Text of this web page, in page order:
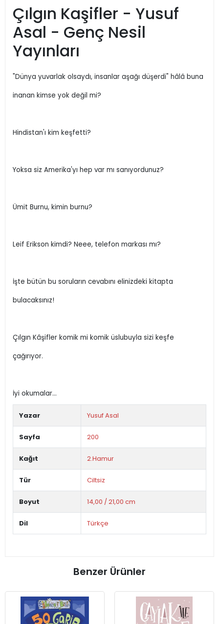
Çılgın Kaşifler - Yusuf
Asal - Genç Nesil
Yayınları
"Dünya yuvarlak olsaydı, insanlar aşağı düşerdi" hâlâ buna
inanan kimse yok değil mi?
Hindistan'ı kim keşfetti?
Yoksa siz Amerika'yı hep var mı sanıyordunuz?
Ümit Burnu, kimin burnu?
Leif Erikson kimdi? Neee, telefon markası mı?
İşte bütün bu soruların cevabını elinizdeki kitapta
bulacaksınız!
Çılgın Kâşifler komik mi komik üslubuyla sizi keşfe
çağırıyor.
İyi okumalar...
Yazar Yusuf Asal
Sayfa 200
Kağıt 2.Hamur
Tür Ciltsiz
Boyut 14,00 / 21,00 cm
Dil Türkçe
Benzer Ürünler